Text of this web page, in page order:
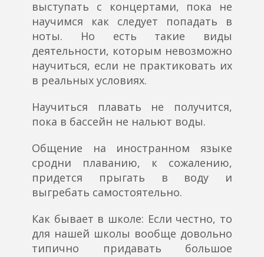
выступать с концертами, пока не
научимся как следует попадать в
ноты. Но есть такие виды
деятельности, которым невозможно
научиться, если не практиковать их
в реальных условиях.
Научиться плавать не получится,
пока в бассейн не нальют воды.
Общение на иностранном языке
сродни плаванию, к сожалению,
придется прыгать в воду и
выгребать самостоятельно.
Как бывает в школе: Если честно, то
для нашей школы вообще довольно
типично придавать большое